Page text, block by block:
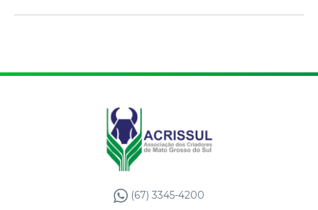
(67) 3345-4200